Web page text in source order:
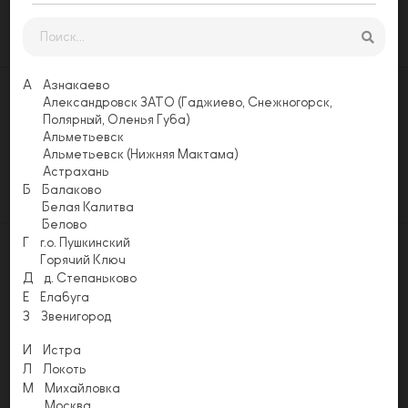
Оставьте свой отзыв
Еще никто не оставил отзыв на этой
странице. Будьте первым, напишите свой
отзыв!
АкцииУсловия доставки
Email
info@pizzapomodoro.ru
А
Азнакаево
Александровск ЗАТО (Гаджиево, Снежногорск,
Полярный, Оленья Губа)
Альметьевск
Альметьевск (Нижняя Мактама)
Астрахань
Б
Балаково
Белая Калитва
Белово
Г
г.о. Пушкинский
Горячий Ключ
Д д. Степаньково
Е Елабуга
З Звенигород
И Истра
Л Локоть
М
Михайловка